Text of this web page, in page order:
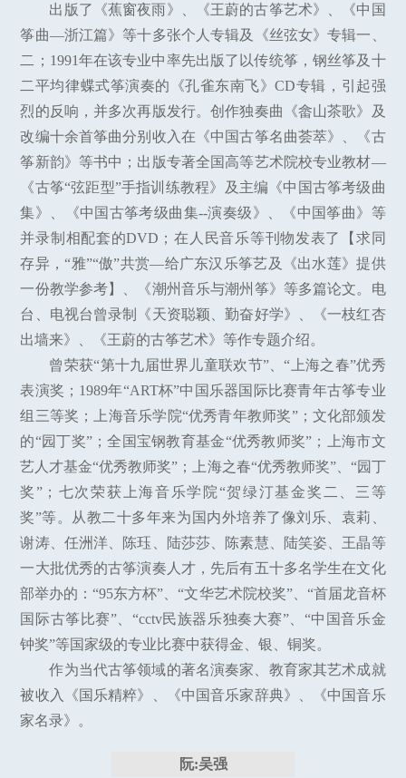
出版了《蕉窗夜雨》、《王蔚的古筝艺术》、《中国
筝曲—浙江篇》等十多张个人专辑及《丝弦女》专辑一、
二；1991年在该专业中率先出版了以传统筝，钢丝筝及十
二平均律蝶式筝演奏的《孔雀东南飞》CD专辑，引起强
烈的反响，并多次再版发行。创作独奏曲《畲山茶歌》及
改编十余首筝曲分别收入在《中国古筝名曲荟萃》、《古
筝新韵》等书中；出版专著全国高等艺术院校专业教材—
《古筝“弦距型”手指训练教程》及主编《中国古筝考级曲
集》、《中国古筝考级曲集--演奏级》、《中国筝曲》等
并录制相配套的DVD；在人民音乐等刊物发表了【求同
存异，“雅”“傲”共赏—给广东汉乐筝艺及《出水莲》提供
一份教学参考】、《潮州音乐与潮州筝》等多篇论文。电
台、电视台曾录制《天资聪颖、勤奋好学》、《一枝红杏
出墙来》、《王蔚的古筝艺术》等作专题介绍。
曾荣获“第十九届世界儿童联欢节”、“上海之春”优秀
表演奖；1989年“ART杯”中国乐器国际比赛青年古筝专业
组三等奖；上海音乐学院“优秀青年教师奖”；文化部颁发
的“园丁奖”；全国宝钢教育基金“优秀教师奖”；上海市文
艺人才基金“优秀教师奖”；上海之春“优秀教师奖”、“园丁
奖”；七次荣获上海音乐学院“贺绿汀基金奖二、三等
奖”等。从教二十多年来为国内外培养了像刘乐、袁莉、
谢涛、任洲洋、陈珏、陆莎莎、陈素慧、陆笑姿、王晶等
一大批优秀的古筝演奏人才，先后有五十多名学生在文化
部举办的：“95东方杯”、“文华艺术院校奖”、“首届龙音杯
国际古筝比赛”、“cctv民族器乐独奏大赛”、“中国音乐金
钟奖”等国家级的专业比赛中获得金、银、铜奖。
作为当代古筝领域的著名演奏家、教育家其艺术成就
被收入《国乐精粹》、《中国音乐家辞典》、《中国音乐
家名录》。
阮:吴强